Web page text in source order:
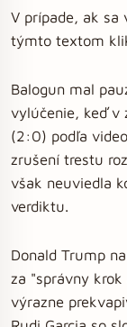
V prípade, ak sa
týmto textom
Balogun mal
vylúčenie, keď v
(2:0) podľa
zrušení trestu
však neuviedla
verdiktu.
Donald Trump
za "správny krok
výrazne